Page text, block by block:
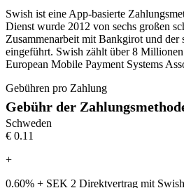
Swish ist eine App-basierte
Dienst wurde 2012 von sechs großen
Zusammenarbeit mit Bankgirot und der
eingeführt. Swish zählt über 8
European Mobile Payment Systems
Gebühren pro Zahlung
Gebühr der
Schweden
€0.11
+
0.60% + SEK 2 Direktvertrag mit Swish